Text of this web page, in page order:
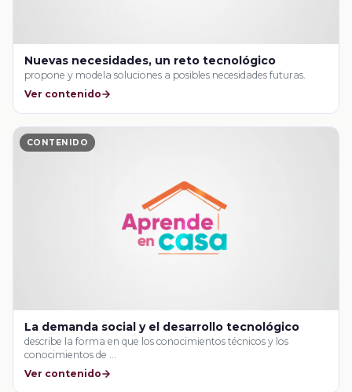
Nuevas necesidades, un reto tecnológico
propone y modela soluciones a posibles necesidades futuras.
Ver contenido
CONTENIDO
La demanda social y el desarrollo tecnológico
describe la forma en que los conocimientos técnicos y los
conocimientos de …
Ver contenido